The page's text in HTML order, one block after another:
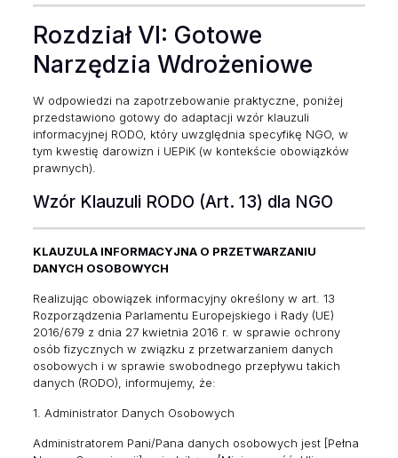
Rozdział VI: Gotowe
Narzędzia Wdrożeniowe
W odpowiedzi na zapotrzebowanie praktyczne, poniżej
przedstawiono gotowy do adaptacji wzór klauzuli
informacyjnej RODO, który uwzględnia specyfikę NGO, w
tym kwestię darowizn i UEPiK (w kontekście obowiązków
prawnych).
Wzór Klauzuli RODO (Art. 13) dla NGO
KLAUZULA INFORMACYJNA O PRZETWARZANIU
DANYCH OSOBOWYCH
Realizując obowiązek informacyjny określony w art. 13
Rozporządzenia Parlamentu Europejskiego i Rady (UE)
2016/679 z dnia 27 kwietnia 2016 r. w sprawie ochrony
osób fizycznych w związku z przetwarzaniem danych
osobowych i w sprawie swobodnego przepływu takich
danych (RODO), informujemy, że:
1. Administrator Danych Osobowych
Administratorem Pani/Pana danych osobowych jest [Pełna